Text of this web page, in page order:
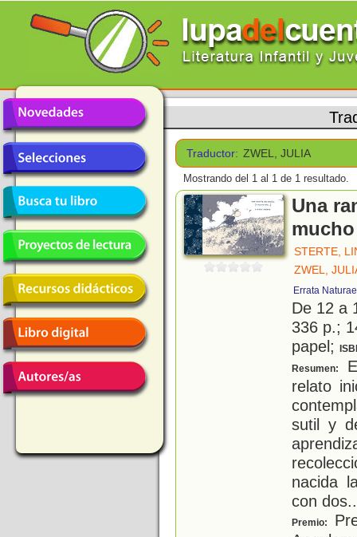
Traductor: ZWEL, JULIA
Mostrando del 1 al 1 de 1 resultado.
Una
STERTE,
ZWEL,
Errata Naturae
De 12 a
336 p.;
papel;
Resumen:
relato
sutil y
nacida
con dos
Premio: